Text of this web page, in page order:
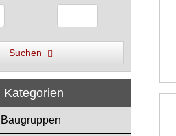
Suchen
Kategorien
Baugruppen